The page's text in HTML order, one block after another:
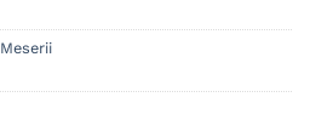
Meserii